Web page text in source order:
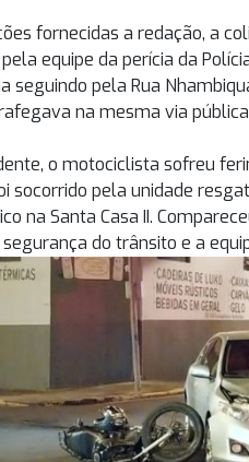
fornecidas a redação, a
equipe da perícia da
seguindo pela Rua
na mesma via
o motociclista sofreu
socorrido pela unidade
na Santa Casa II.
do trânsito e a